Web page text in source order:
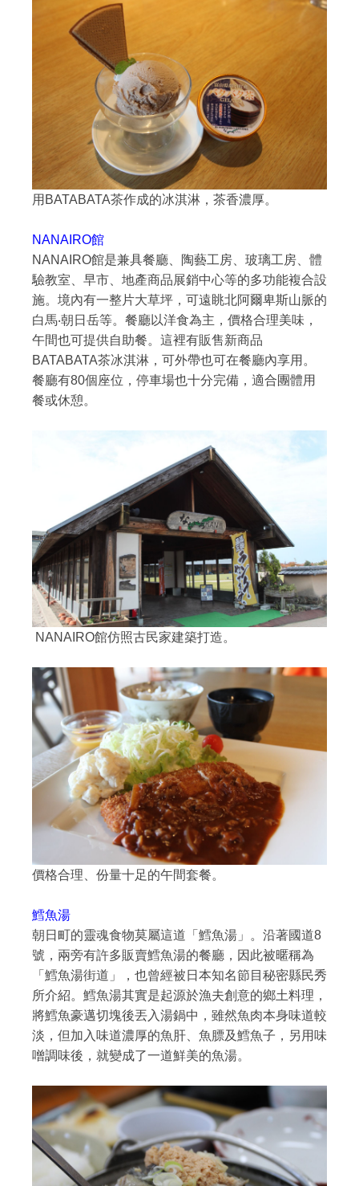
用BATABATA茶作成的冰淇淋，茶香濃厚。
NANAIRO館
NANAIRO館是兼具餐廳、陶藝工房、玻璃工房、體
驗教室、早市、地產商品展銷中心等的多功能複合設
施。境內有一整片大草坪，可遠眺北阿爾卑斯山脈的
白馬‧朝日岳等。餐廳以洋食為主，價格合理美味，
午間也可提供自助餐。這裡有販售新商品
BATABATA茶冰淇淋，可外帶也可在餐廳內享用。
餐廳有80個座位，停車場也十分完備，適合團體用
餐或休憩。
NANAIRO館仿照古民家建築打造。
價格合理、份量十足的午間套餐。
鱈魚湯
朝日町的靈魂食物莫屬這道「鱈魚湯」。沿著國道8
號，兩旁有許多販賣鱈魚湯的餐廳，因此被暱稱為
「鱈魚湯街道」，也曾經被日本知名節目秘密縣民秀
所介紹。鱈魚湯其實是起源於漁夫創意的鄉土料理，
將鱈魚豪邁切塊後丟入湯鍋中，雖然魚肉本身味道較
淡，但加入味道濃厚的魚肝、魚膘及鱈魚子，另用味
噌調味後，就變成了一道鮮美的魚湯。